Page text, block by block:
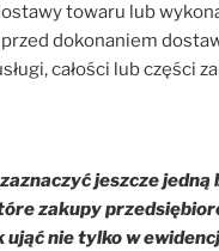
towaru lub
dokonaniem
całości lub części
jeszcze jedną
zakupy
ująć nie tylko w